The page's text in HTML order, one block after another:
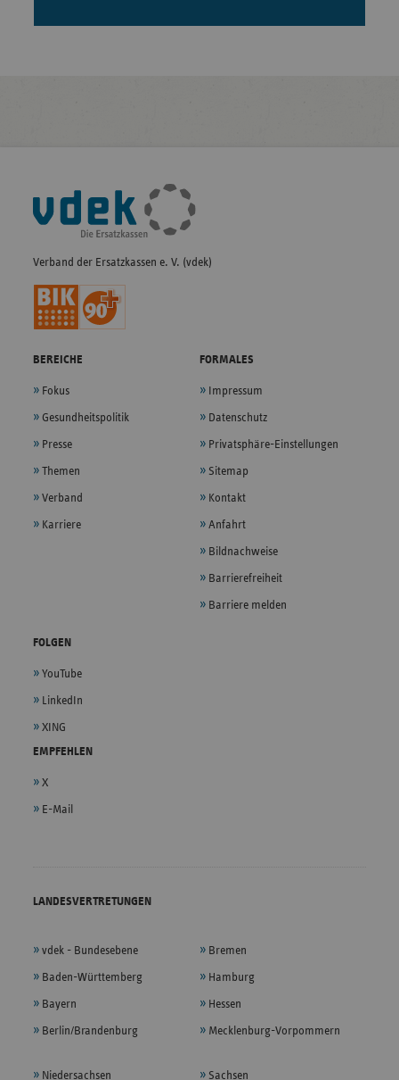
Fußleisten-
Navigation
Verband der Ersatzkassen e. V. (vdek)
BEREICHE
Fokus
Gesundheitspolitik
Presse
Themen
Verband
Karriere
FORMALES
Impressum
Datenschutz
Privatsphäre-Einstellungen
Sitemap
Kontakt
Anfahrt
Bildnachweise
Barrierefreiheit
Barriere melden
FOLGEN
YouTube
LinkedIn
XING
EMPFEHLEN
X
E-Mail
LANDESVERTRETUNGEN
vdek - Bundesebene
Baden-Württemberg
Bayern
Berlin/Brandenburg
Bremen
Hamburg
Hessen
Mecklenburg-Vorpommern
Niedersachsen Sachsen